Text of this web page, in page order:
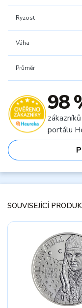
Ryzost
Váha
Průměr
98
portálu
SOUVISEJÍCÍ